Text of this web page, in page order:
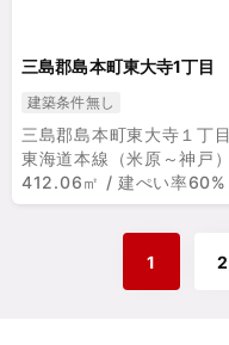
三島郡島本町東大寺1丁目
建築条件無し
三島郡島本町東大寺１丁目
東海道本線（米原～神戸
412.06㎡ / 建ぺい率
1 2